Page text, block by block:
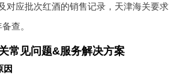
对应批次红酒的销售记录，天津海关要求
查。
常见问题&服务解决方案
因